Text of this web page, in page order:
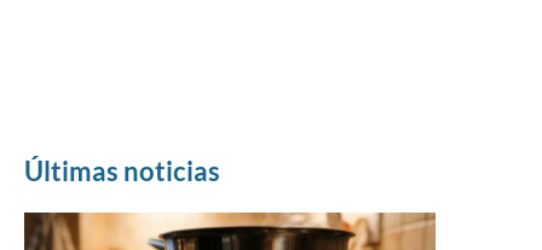
Últimas noticias